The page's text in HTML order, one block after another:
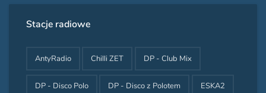
Stacje radiowe
AntyRadio Chilli ZET DP - Club Mix
DP - Disco Polo DP - Disco z Polotem ESKA2